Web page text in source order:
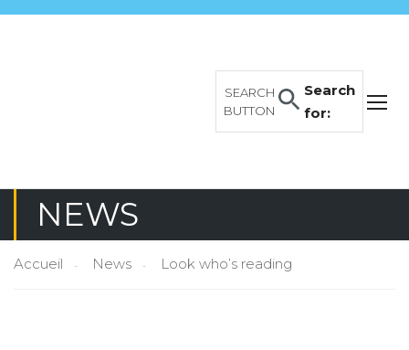
Search
for:
SEARCH
BUTTON
NEWS
Accueil News Look who’s reading